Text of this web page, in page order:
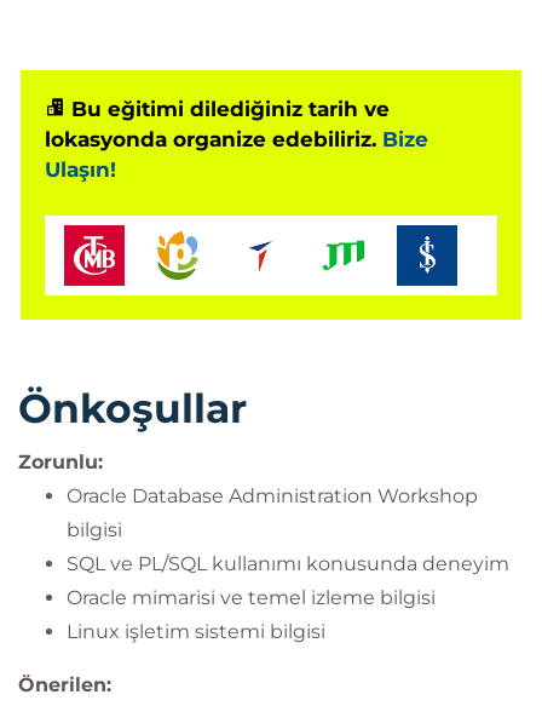
Bu eğitimi dilediğiniz tarih ve
lokasyonda organize edebiliriz. Bize
Ulaşın!
Önkoşullar
Zorunlu:
Oracle Database Administration Workshop
bilgisi
SQL ve PL/SQL kullanımı konusunda deneyim
Oracle mimarisi ve temel izleme bilgisi
Linux işletim sistemi bilgisi
Önerilen: